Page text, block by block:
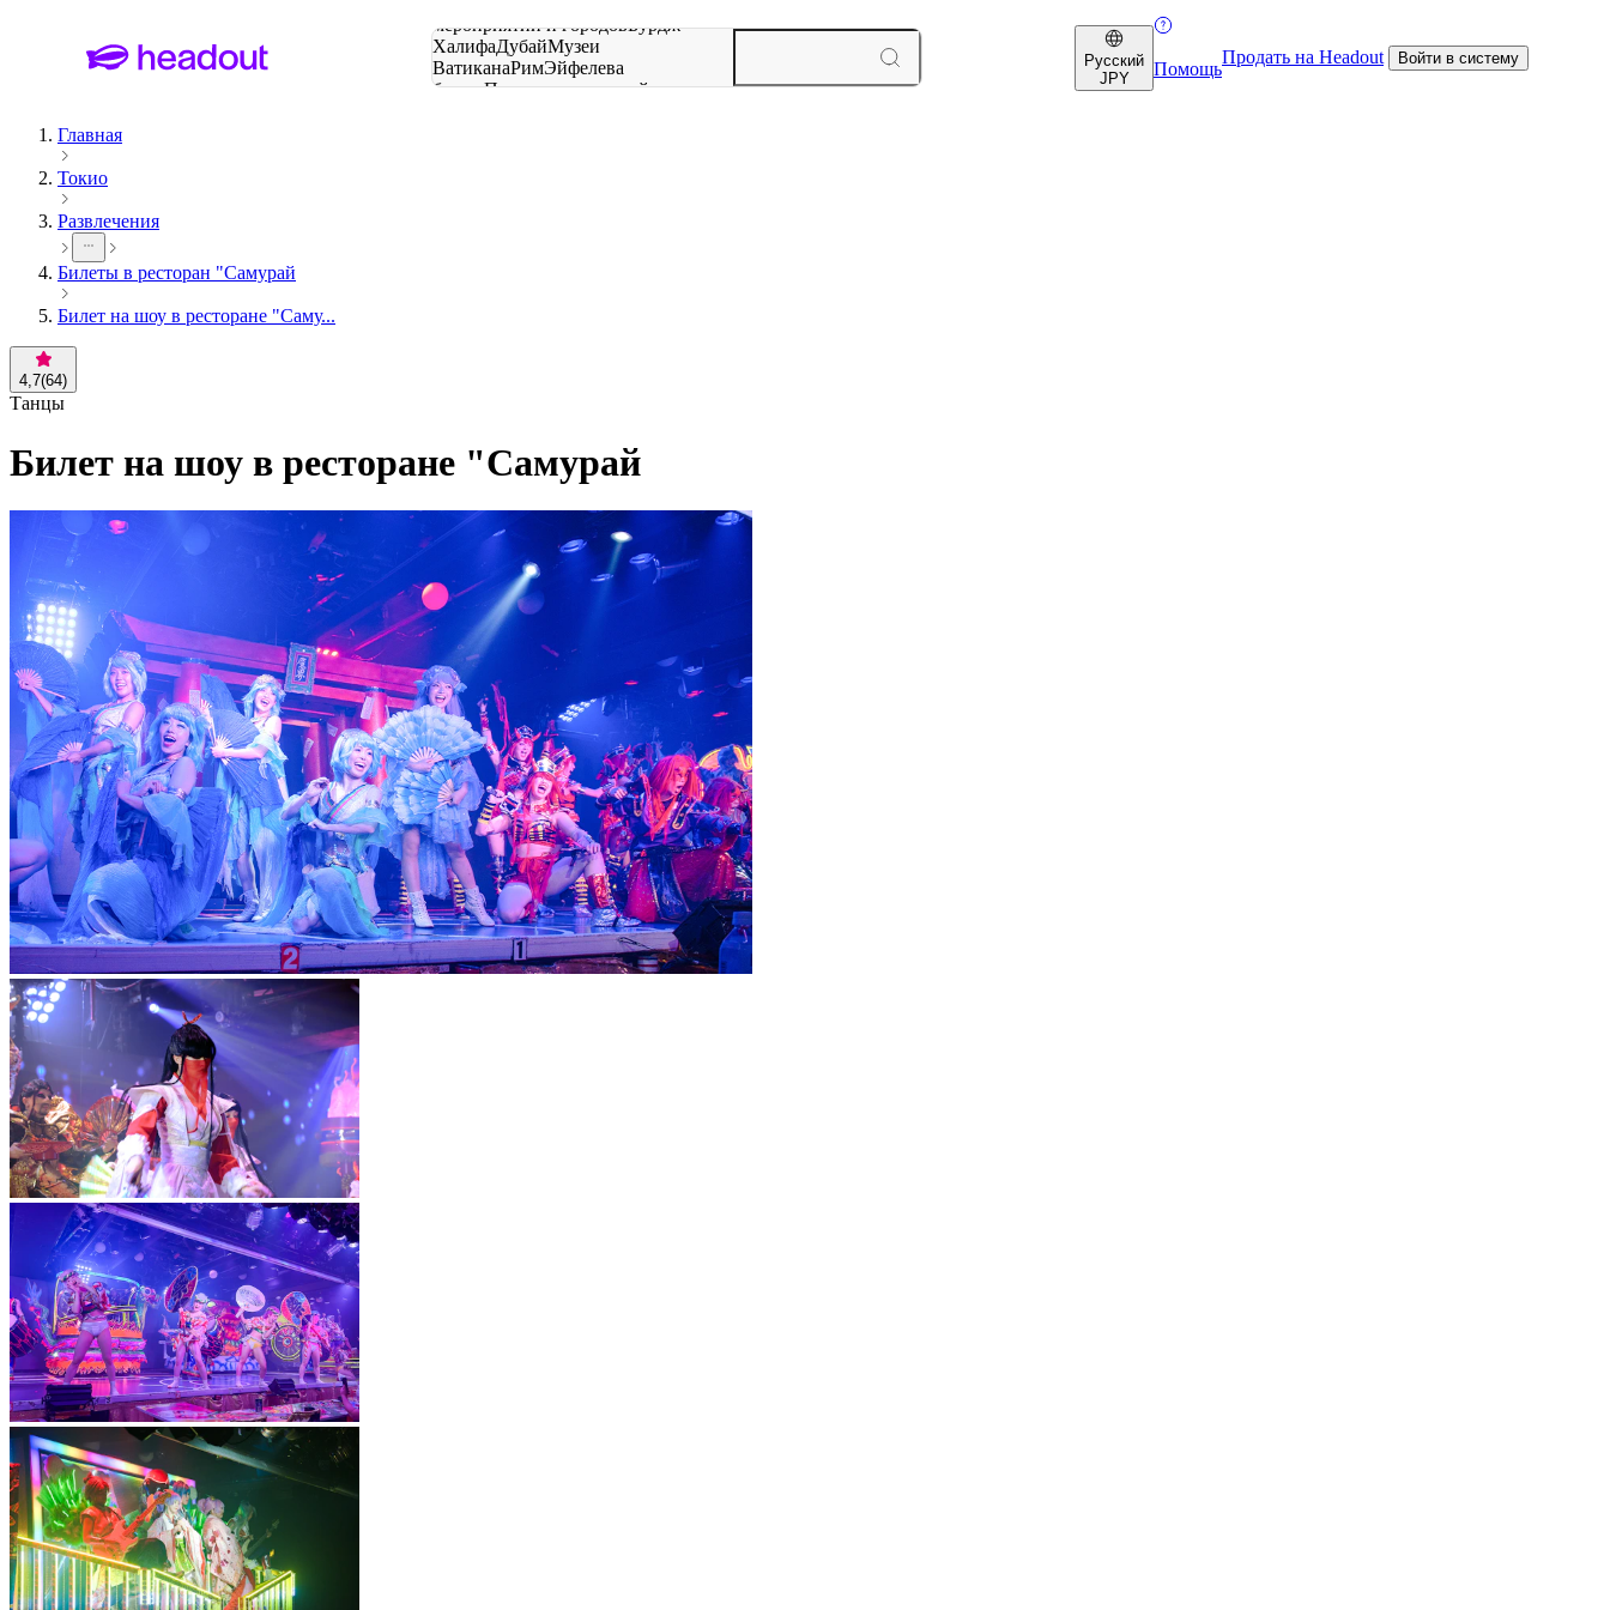
мероприятий и городовБурдж-
ХалифаДубайМузеи
ВатиканаРимЭйфелева
башняПарижмероприятий и
Русский
JPY
Помощь
Продать на Headout Войти в систему
Главная
Токио
Развлечения
Билеты в ресторан "Самурай
Билет на шоу в ресторане "Саму...
4,7(64)
Танцы
Билет на шоу в ресторане "Самурай